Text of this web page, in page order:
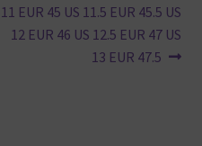
11 EUR 45 US 11.5 EUR 45.5 US
12 EUR 46 US 12.5 EUR 47 US
13 EUR 47.5